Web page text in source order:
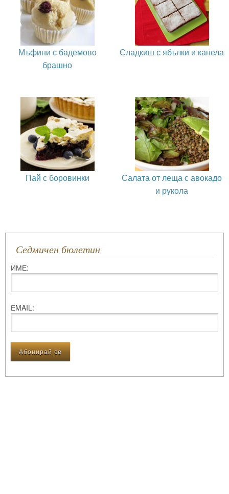
Мъфини с бадемово
брашно
Сладкиш с ябълки и канела
Пай с боровинки
Салата от леща с авокадо
и рукола
Седмичен бюлетин
ИМЕ:
ЕMAIL: